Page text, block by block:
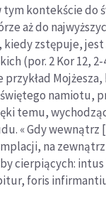
kontekście do
aż do
kiedy zstępuje,
(por. 2 Kor 12, 2-
namiotu,
temu,
« Gdy
na
cierpiących: intus
foris